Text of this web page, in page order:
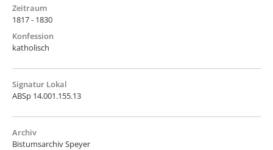
Zeitraum
1817 - 1830
Konfession
katholisch
Signatur Lokal
ABSp 14.001.155.13
Archiv
Bistumsarchiv Speyer